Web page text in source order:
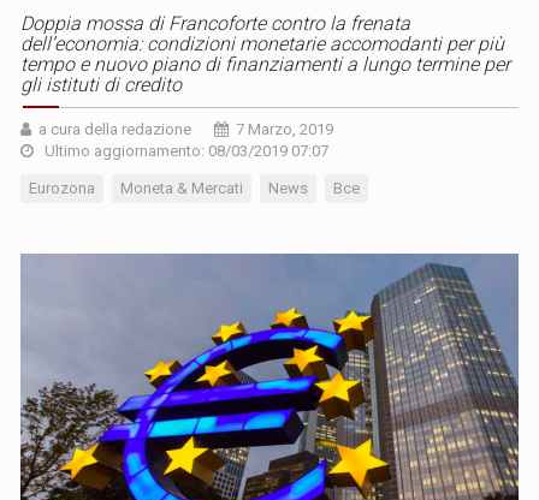
Doppia mossa di Francoforte contro la frenata
dell’economia: condizioni monetarie accomodanti per più
tempo e nuovo piano di finanziamenti a lungo termine per
gli istituti di credito
a cura della redazione
7 Marzo, 2019
Ultimo aggiornamento: 08/03/2019 07:07
Eurozona Moneta & Mercati News Bce